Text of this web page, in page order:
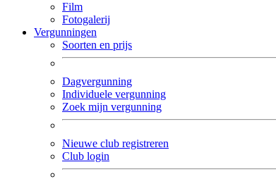
Film
Fotogalerij
Vergunningen
Soorten en prijs
Dagvergunning
Individuele vergunning
Zoek mijn vergunning
Nieuwe club registreren
Club login